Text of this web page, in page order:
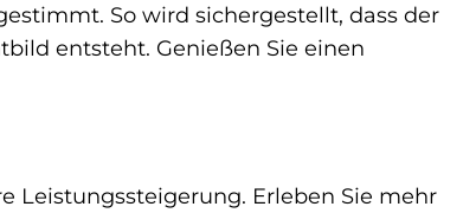
So wird sichergestellt, dass der
entsteht. Genießen Sie einen
Leistungssteigerung. Erleben Sie mehr